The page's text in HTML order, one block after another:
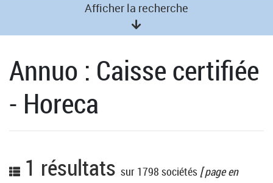
Afficher la recherche
Annuo : Caisse certifiée
- Horeca
1 résultats sur 1798 sociétés [ page en